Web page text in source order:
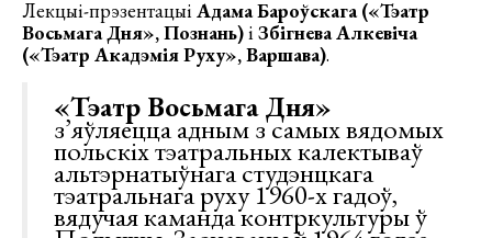
Лекцыі-прэзентацыіАдама Бароўскага («Тэатр
Восьмага Дня», Познань)іЗбігнева Алкевіча
(«Тэатр Акадэмія Руху», Варшава).
«Тэатр Восьмага Дня»
з’яўляецца адным з самых вядомых
польскіх тэатральных калектываў
альтэрнатыўнага студэнцкага
тэатральнага руху 1960-х гадоў,
вядучая каманда контркультуры ў